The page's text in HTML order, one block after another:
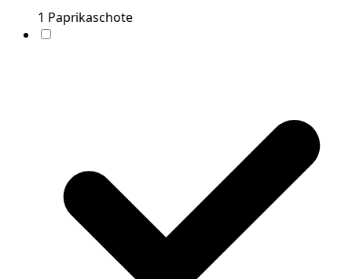
1 Paprikaschote